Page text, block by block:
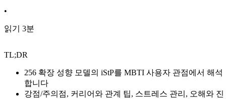
•
읽기 3분
TL;DR
256 확장 성향 모델의 iStP를 MBTI 사용자 관점에서 해석
합니다
강점/주의점, 커리어와 관계 팁, 스트레스 관리, 오해와 진